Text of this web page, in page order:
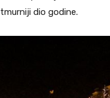
dio godine.